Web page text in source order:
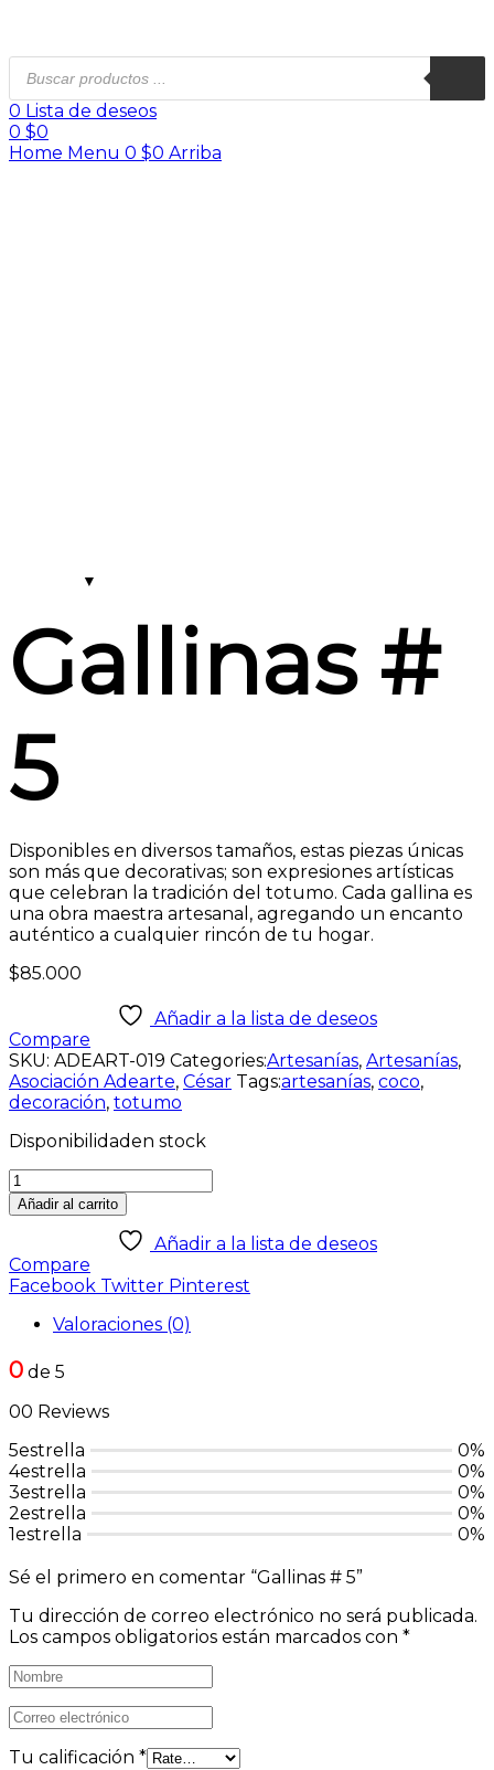
0 Lista de deseos
0 $0
Home Menu 0 $0 Arriba
Gallinas #
5
Disponibles en diversos tamaños, estas piezas únicas
son más que decorativas; son expresiones artísticas
que celebran la tradición del totumo. Cada gallina es
una obra maestra artesanal, agregando un encanto
auténtico a cualquier rincón de tu hogar.
$85.000
Añadir a la lista de deseos
Compare
SKU: ADEART-019 Categories:Artesanías, Artesanías,
Asociación Adearte, César Tags:artesanías, coco,
decoración, totumo
Disponibilidaden stock
Añadir al carrito
Añadir a la lista de deseos
Compare
Facebook Twitter Pinterest
Valoraciones (0)
0 de 5
00 Reviews
5estrella
0%
4estrella
0%
3estrella
0%
2estrella
0%
1estrella
0%
Sé el primero en comentar “Gallinas # 5”
Tu dirección de correo electrónico no será publicada.
Los campos obligatorios están marcados con *
Tu calificación *